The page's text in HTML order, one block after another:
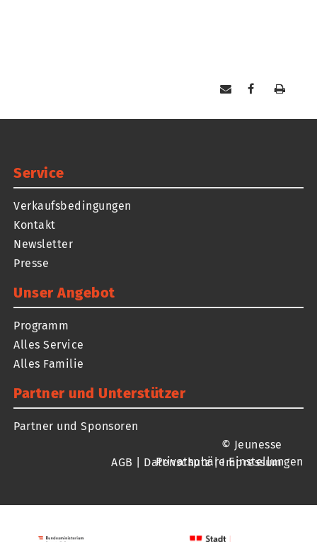
Service
Verkaufsbedingungen
Kontakt
Newsletter
Presse
Unser Angebot
Programm
Alles Service
Alles Familie
Partner und Unterstützer
Partner und Sponsoren
© Jeunesse
AGB
Datenschutz|Impressum
Privatsphäre Einstellungen